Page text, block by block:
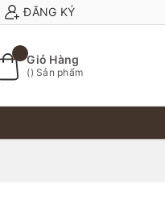
ĐĂNG KÝ
Giỏ Hàng
() Sản phẩm